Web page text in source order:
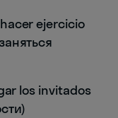
ejercicio
los invitados